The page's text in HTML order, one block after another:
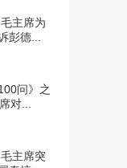
主席为
彭德...
问》之
对...
主席突